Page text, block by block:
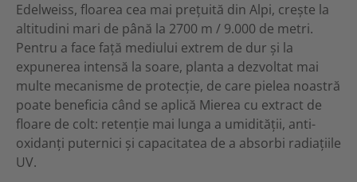
Edelweiss, floarea cea mai prețuită din Alpi, crește la
altitudini mari de până la 2700 m / 9.000 de metri.
Pentru a face față mediului extrem de dur și la
expunerea intensă la soare, planta a dezvoltat mai
multe mecanisme de protecție, de care pielea noastră
poate beneficia când se aplică Mierea cu extract de
floare de colt: retenție mai lunga a umidității, anti-
oxidanți puternici și capacitatea de a absorbi radiațiile
UV.